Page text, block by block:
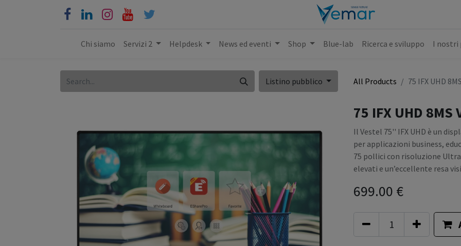
Chi siamo Servizi 2 Helpdesk News ed eventi Shop Blue-lab Ricerca e sviluppo I nostri
Listino pubblico All Products 75 IFX UHD
75 IFX UHD 8MS
Il Vestel 75'' IFX UHD è un
per applicazioni business,
75 pollici con risoluzione
elevati e un’eccellente resa
699.00 €